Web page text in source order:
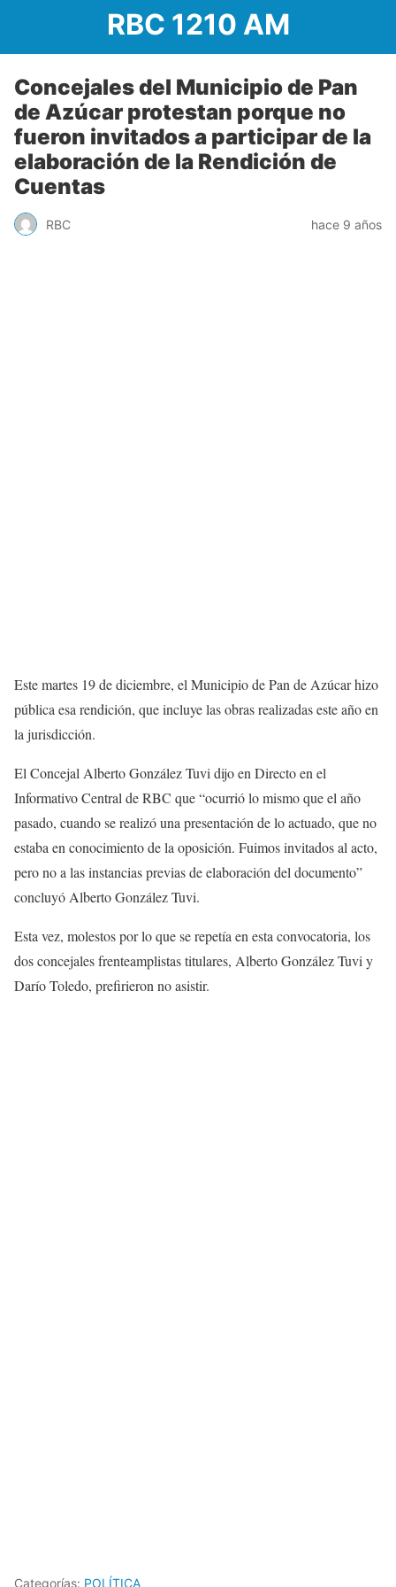
RBC 1210 AM
Concejales del Municipio de Pan
de Azúcar protestan porque no
fueron invitados a participar de la
elaboración de la Rendición de
Cuentas
RBC hace 9 años
Este martes 19 de diciembre, el Municipio de Pan de Azúcar hizo
pública esa rendición, que incluye las obras realizadas este año en
la jurisdicción.
El Concejal Alberto González Tuvi dijo en Directo en el
Informativo Central de RBC que “ocurrió lo mismo que el año
pasado, cuando se realizó una presentación de lo actuado, que no
estaba en conocimiento de la oposición. Fuimos invitados al acto,
pero no a las instancias previas de elaboración del documento”
concluyó Alberto González Tuvi.
Esta vez, molestos por lo que se repetía en esta convocatoria, los
dos concejales frenteamplistas titulares, Alberto González Tuvi y
Darío Toledo, prefirieron no asistir.
Categorías: POLÍTICA